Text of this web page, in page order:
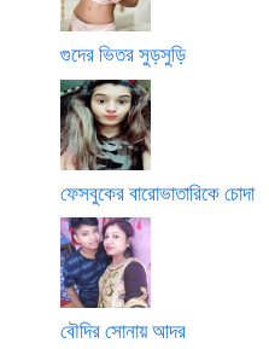
গুদের ভিতর সুড়সুড়ি
ফেসবুকের বারোভাতারিকে চোদা
বৌদির সোনায় আদর